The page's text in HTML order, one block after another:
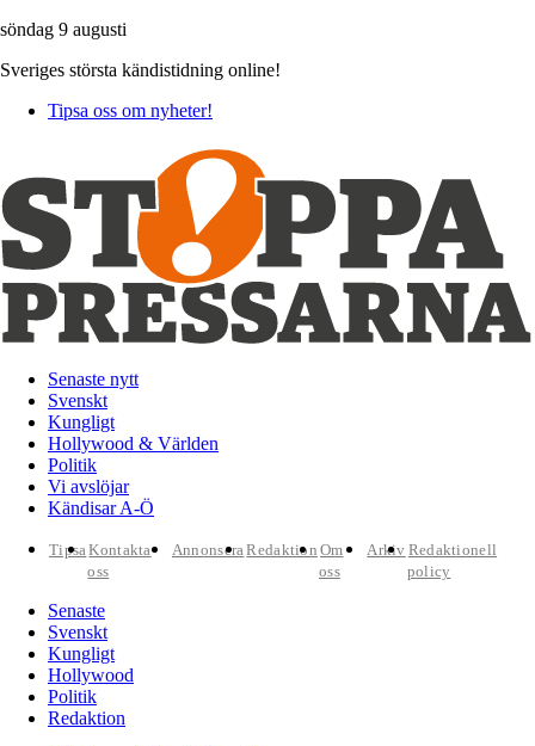
söndag 9 augusti
Sveriges största kändistidning online!
Tipsa oss om nyheter!
Senaste nytt
Svenskt
Kungligt
Hollywood & Världen
Politik
Vi avslöjar
Kändisar A-Ö
TipsaKontakta
oss
AnnonseraRedaktion Om
oss
Arkiv Redaktionell
policy
Senaste
Svenskt
Kungligt
Hollywood
Politik
Redaktion